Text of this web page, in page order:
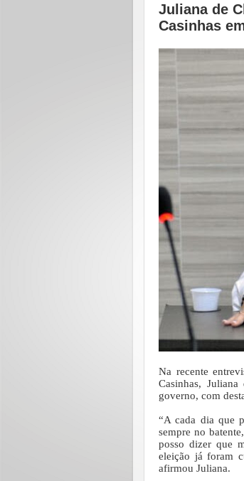
Juliana de
Casinhas
Na recente
Casinhas,
governo, com
“A cada dia que
sempre no
posso dizer que
eleição já foram
afirmou Juliana.